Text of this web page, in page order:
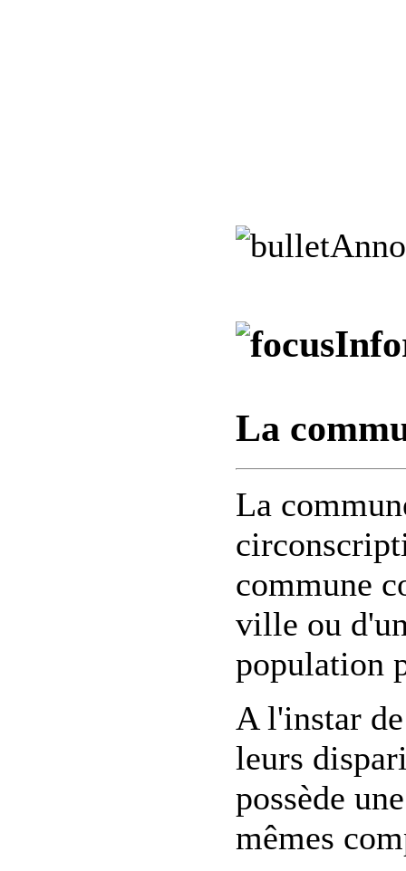
La
La
commune
ville ou
population
A l'instar
leurs
possède
mêmes